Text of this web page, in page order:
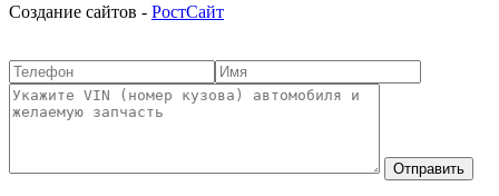
Cоздание сайтов - РостСайт